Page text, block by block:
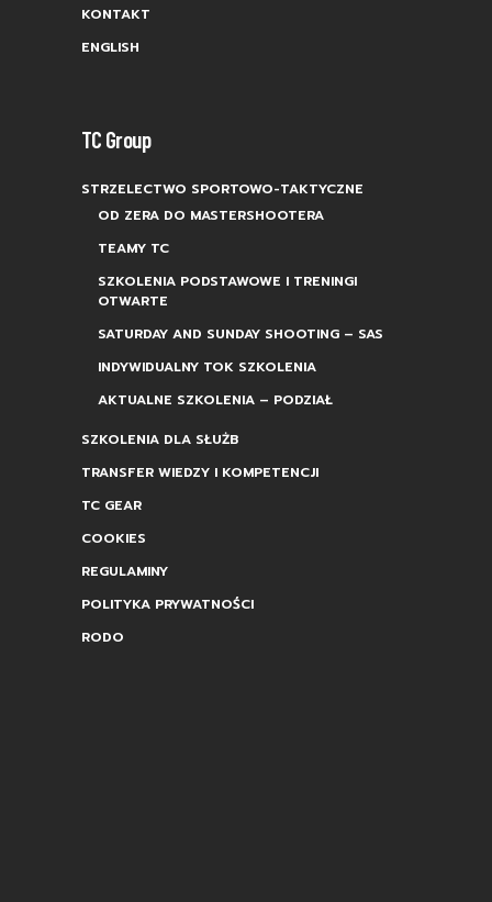
KONTAKT
ENGLISH
TC Group
STRZELECTWO SPORTOWO-TAKTYCZNE
OD ZERA DO MASTERSHOOTERA
TEAMY TC
SZKOLENIA PODSTAWOWE I TRENINGI
OTWARTE
SATURDAY AND SUNDAY SHOOTING – SAS
INDYWIDUALNY TOK SZKOLENIA
AKTUALNE SZKOLENIA – PODZIAŁ
SZKOLENIA DLA SŁUŻB
TRANSFER WIEDZY I KOMPETENCJI
TC GEAR
COOKIES
REGULAMINY
POLITYKA PRYWATNOŚCI
RODO